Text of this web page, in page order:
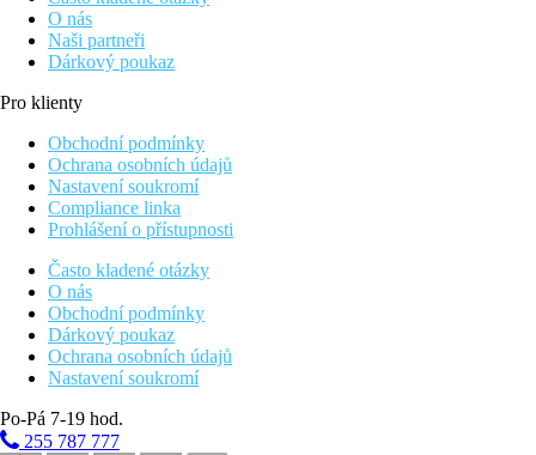
O nás
Naši partneři
Dárkový poukaz
Pro klienty
Obchodní podmínky
Ochrana osobních údajů
Nastavení soukromí
Compliance linka
Prohlášení o přístupnosti
Často kladené otázky
O nás
Obchodní podmínky
Dárkový poukaz
Ochrana osobních údajů
Nastavení soukromí
Po-Pá 7-19 hod.
255 787 777